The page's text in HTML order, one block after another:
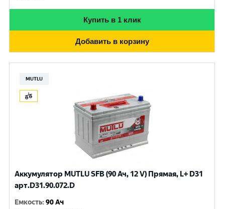
Купить в 1 клик
Добавить в корзину
MUTLU
Аккумулятор MUTLU SFB (90 Ач, 12 V) Прямая, L+ D31
арт.D31.90.072.D
Емкость:90 Ач